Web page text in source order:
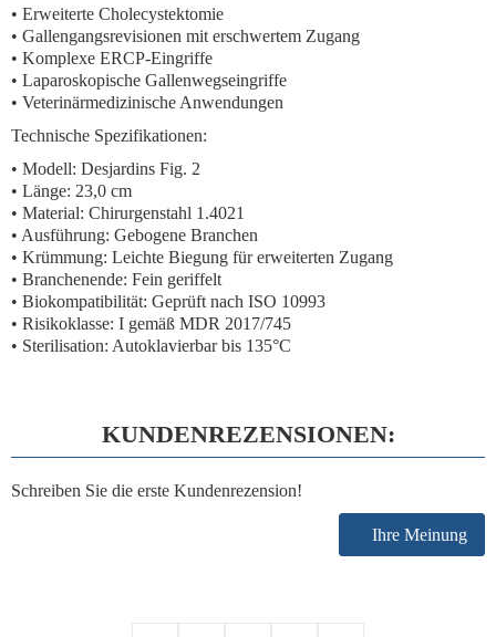
• Erweiterte Cholecystektomie
• Gallengangsrevisionen mit erschwertem Zugang
• Komplexe ERCP-Eingriffe
• Laparoskopische Gallenwegseingriffe
• Veterinärmedizinische Anwendungen
Technische Spezifikationen:
• Modell: Desjardins Fig. 2
• Länge: 23,0 cm
• Material: Chirurgenstahl 1.4021
• Ausführung: Gebogene Branchen
• Krümmung: Leichte Biegung für erweiterten Zugang
• Branchenende: Fein geriffelt
• Biokompatibilität: Geprüft nach ISO 10993
• Risikoklasse: I gemäß MDR 2017/745
• Sterilisation: Autoklavierbar bis 135°C
KUNDENREZENSIONEN:
Schreiben Sie die erste Kundenrezension!
Ihre Meinung